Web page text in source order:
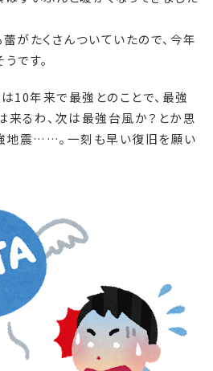
がたくさんついていたので、今年
です。
10年来で最強とのことで、最強
るわ、次は最強台風か？とか思
地震……。一刻も早い復旧を願い